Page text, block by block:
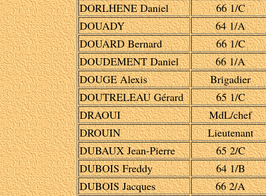
DORLHENE Daniel
66 1/C
DOUADY
64 1/A
DOUARD Bernard
66 1/C
DOUDEMENT Daniel
66 1/A
DOUGE Alexis
Brigadier
DOUTRELEAU Gérard
65 1/C
DRAOUI
MdL/chef
DROUIN
Lieutenant
DUBAUX Jean-Pierre
65 2/C
DUBOIS Freddy
64 1/B
DUBOIS Jacques
66 2/A